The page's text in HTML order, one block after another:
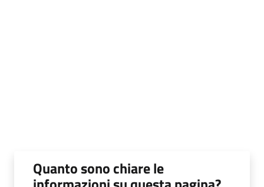
Quanto sono chiare le